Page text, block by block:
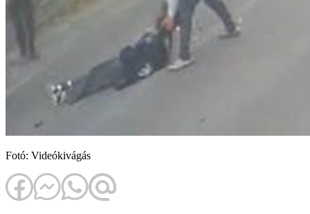
Fotó: Videókivágás